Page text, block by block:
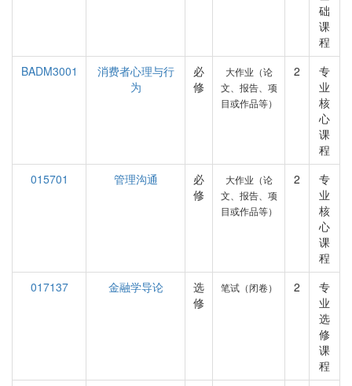
础
课
程
BADM3001
消费者心理与行
为
必
修
大作业（论
文、报告、项
目或作品等）
2
专
业
核
心
课
程
015701
管理沟通
必
修
大作业（论
文、报告、项
目或作品等）
2
专
业
核
心
课
程
017137
金融学导论
选
修
笔试（闭卷） 2
专
业
选
修
课
程